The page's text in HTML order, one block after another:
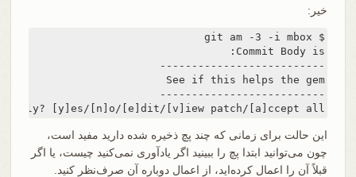
خیر:
$ git am -3 -i mbox
Apply? [y]es/[n]o/[e]dit/[v]iew patch/[a]ccept all
این حالت برای زمانی که چند پچ ذخیره شده دارید مفید است،
چون می‌توانید ابتدا پچ را ببینید اگر یادآوری نمی‌کنید چیست، یا اگر
قبلاً آن را اعمال کرده‌اید، از اعمال دوباره آن صرف‌نظر کنید.